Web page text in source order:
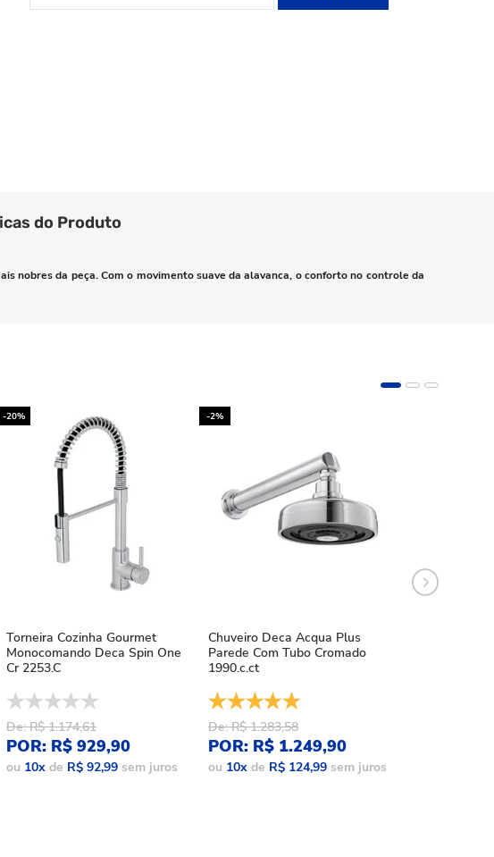
do Produto
nobres da peça. Com o movimento suave da alavanca, o conforto no controle da
-20%
Torneira Cozinha Gourmet
Monocomando Deca Spin One
Cr 2253.C
De: R$ 1.174,61
POR: R$ 929,90
ou 10x de R$ 92,99 sem juros
-2%
Chuveiro Deca Acqua Plus
Parede Com Tubo Cromado
1990.c.ct
De: R$ 1.283,58
POR: R$ 1.249,90
ou 10x de R$ 124,99 sem juros